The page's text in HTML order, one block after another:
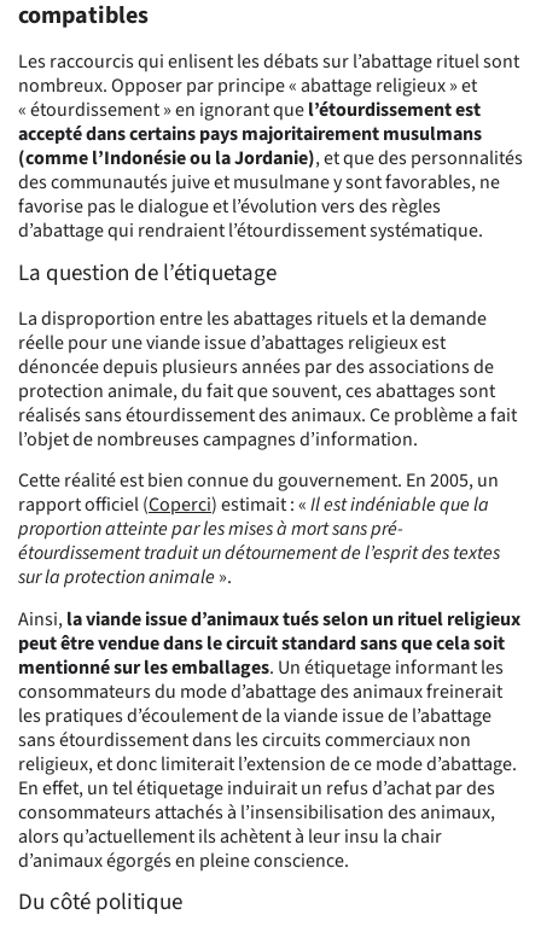
compatibles
Les raccourcis qui enlisent les débats sur l’abattage rituel sont
nombreux. Opposer par principe « abattage religieux » et
« étourdissement » en ignorant quel’étourdissement est
accepté dans certains pays majoritairement musulmans
(comme l’Indonésie ou la Jordanie), et que des personnalités
des communautés juive et musulmane y sont favorables, ne
favorise pas le dialogue et l’évolution vers des règles
d’abattage qui rendraient l’étourdissement systématique.
La question de l’étiquetage
La disproportion entre les abattages rituels et la demande
réelle pour une viande issue d’abattages religieux est
dénoncée depuis plusieurs années par des associations de
protection animale, du fait que souvent, ces abattages sont
réalisés sans étourdissement des animaux. Ce problème a fait
l’objet de nombreuses campagnes d’information.
Cette réalité est bien connue du gouvernement. En 2005, un
rapport officiel (Coperci) estimait : «Il est indéniable que la
proportion atteinte par les mises à mort sans pré-
étourdissement traduit un détournement de l’esprit des textes
sur la protection animale».
Ainsi,la viande issue d’animaux tués selon un rituel religieux
peut être vendue dans le circuit standard sans que cela soit
mentionné sur les emballages. Un étiquetage informant les
consommateurs du mode d’abattage des animaux freinerait
les pratiques d’écoulement de la viande issue de l’abattage
sans étourdissement dans les circuits commerciaux non
religieux, et donc limiterait l’extension de ce mode d’abattage.
En effet, un tel étiquetage induirait un refus d’achat par des
consommateurs attachés à l’insensibilisation des animaux,
alors qu’actuellement ils achètent à leur insu la chair
d’animaux égorgés en pleine conscience.
Du côté politique